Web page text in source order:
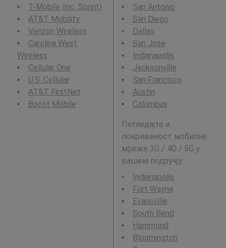
T-Mobile (inc. Sprint)
AT&T Mobility
Verizon Wireless
Carolina West
Wireless
Cellular One
U.S. Cellular
AT&T FirstNet
Boost Mobile
San Antonio
San Diego
Dallas
San Jose
Indianapolis
Jacksonville
San Francisco
Austin
Columbus
Погледајте и
покривеност мобилне
мреже 3G / 4G / 5G у
вашем подручју:
Indianapolis
Fort Wayne
Evansville
South Bend
Hammond
Bloomington